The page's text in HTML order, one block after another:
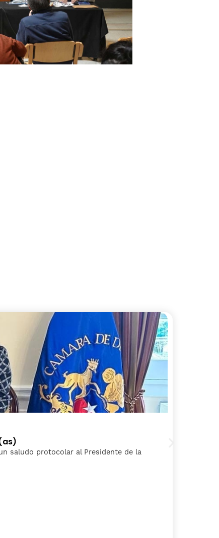
saludo protocolar al Presidente de la